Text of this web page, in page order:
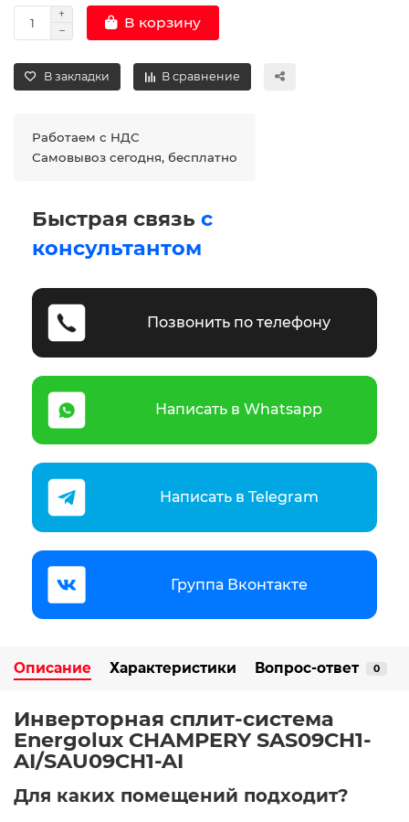
В корзину
В закладки В сравнение
Работаем с НДС
Самовывоз сегодня, бесплатно
Быстрая связь с
консультантом
Позвонить по телефону
Написать в Whatsapp
Написать в Telegram
Группа Вконтакте
Описание Характеристики Вопрос-ответ 0
Инверторная сплит-система
Energolux CHAMPERY SAS09CH1-
AI/SAU09CH1-AI
Для каких помещений подходит?